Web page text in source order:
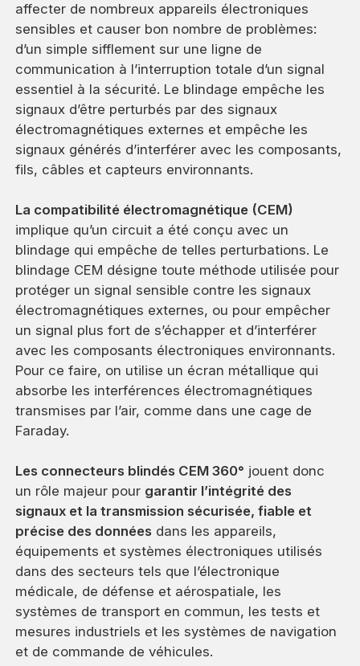
affecter de nombreux appareils électroniques
sensibles et causer bon nombre de problèmes:
d’un simple sifflement sur une ligne de
communication à l’interruption totale d’un signal
essentiel à la sécurité. Le blindage empêche les
signaux d’être perturbés par des signaux
électromagnétiques externes et empêche les
signaux générés d’interférer avec les composants,
fils, câbles et capteurs environnants.
La compatibilité électromagnétique (CEM)
implique qu’un circuit a été conçu avec un
blindage qui empêche de telles perturbations. Le
blindage CEM désigne toute méthode utilisée pour
protéger un signal sensible contre les signaux
électromagnétiques externes, ou pour empêcher
un signal plus fort de s’échapper et d’interférer
avec les composants électroniques environnants.
Pour ce faire, on utilise un écran métallique qui
absorbe les interférences électromagnétiques
transmises par l’air, comme dans une cage de
Faraday.
Les connecteurs blindés CEM 360° jouent donc
un rôle majeur pour garantir l’intégrité des
signaux et la transmission sécurisée, fiable et
précise des données dans les appareils,
équipements et systèmes électroniques utilisés
dans des secteurs tels que l’électronique
médicale, de défense et aérospatiale, les
systèmes de transport en commun, les tests et
mesures industriels et les systèmes de navigation
et de commande de véhicules.